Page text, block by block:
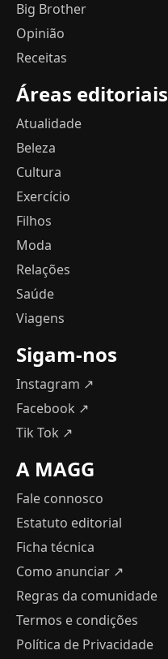
Big Brother
Opinião
Receitas
Áreas editoriais
Atualidade
Beleza
Cultura
Exercício
Filhos
Moda
Relações
Saúde
Viagens
Sigam-nos
Instagram ↗
Facebook ↗
Tik Tok ↗
A MAGG
Fale connosco
Estatuto editorial
Ficha técnica
Como anunciar ↗
Regras da comunidade
Termos e condições
Política de Privacidade